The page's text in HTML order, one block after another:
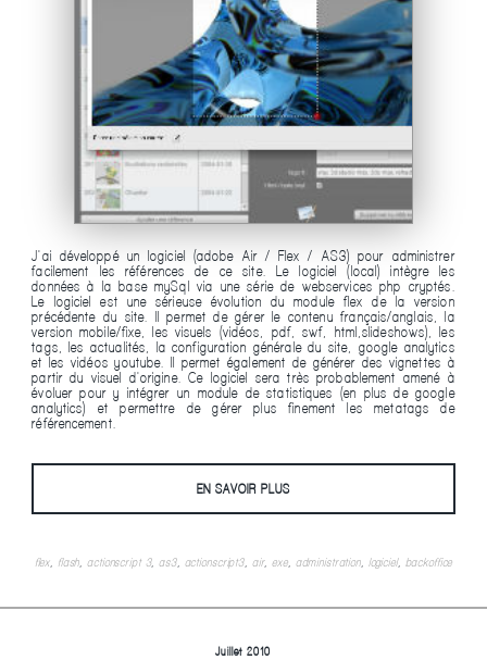
J'ai développé un logiciel (adobe Air / Flex / AS3) pour administrer
facilement les références de ce site. Le logiciel (local) intègre les
données à la base mySql via une série de webservices php cryptés.
Le logiciel est une sérieuse évolution du module flex de la version
précédente du site. Il permet de gérer le contenu français/anglais, la
version mobile/fixe, les visuels (vidéos, pdf, swf, html,slideshows), les
tags, les actualités, la configuration générale du site, google analytics
et les vidéos youtube. Il permet également de générer des vignettes à
partir du visuel d'origine. Ce logiciel sera très probablement amené à
évoluer pour y intégrer un module de statistiques (en plus de google
analytics) et permettre de gérer plus finement les metatags de
référencement.
EN SAVOIR PLUS
flex flash ,actionscript 3,as3, actionscript3 air,exe, administration, logiciel, backoffice
Juillet 2010